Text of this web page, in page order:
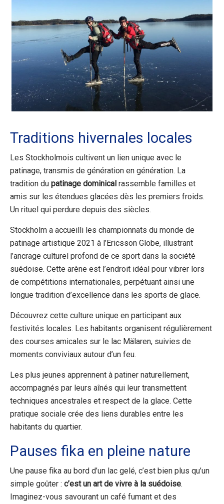
Traditions hivernales locales
Les Stockholmois cultivent un lien unique avec le
patinage, transmis de génération en génération. La
tradition du patinage dominical rassemble familles et
amis sur les étendues glacées dès les premiers froids.
Un rituel qui perdure depuis des siècles.
Stockholm a accueilli les championnats du monde de
patinage artistique 2021 à l’Ericsson Globe, illustrant
l’ancrage culturel profond de ce sport dans la société
suédoise. Cette arène est l’endroit idéal pour vibrer lors
de compétitions internationales, perpétuant ainsi une
longue tradition d’excellence dans les sports de glace.
Découvrez cette culture unique en participant aux
festivités locales. Les habitants organisent régulièrement
des courses amicales sur le lac Mälaren, suivies de
moments conviviaux autour d’un feu.
Les plus jeunes apprennent à patiner naturellement,
accompagnés par leurs aînés qui leur transmettent
techniques ancestrales et respect de la glace. Cette
pratique sociale crée des liens durables entre les
habitants du quartier.
Pauses fika en pleine nature
Une pause fika au bord d’un lac gelé, c’est bien plus qu’un
simple goûter : c’est un art de vivre à la suédoise.
Imaginez-vous savourant un café fumant et des